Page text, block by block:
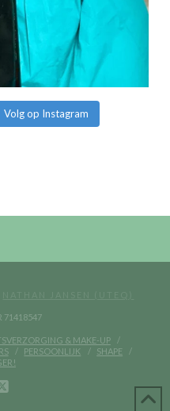
Volg op Instagram
71418547
& MAKE-UP
PERSOONLIJK
SHAPE